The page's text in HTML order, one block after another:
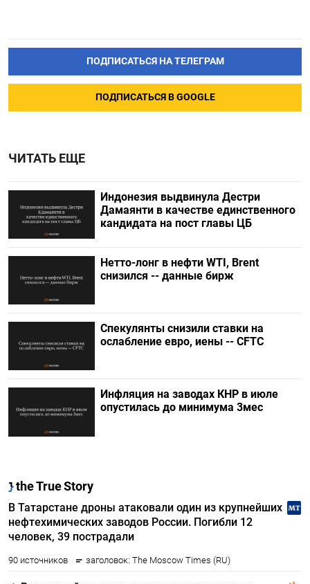
ПОДПИСАТЬСЯ НА ТЕЛЕГРАМ
ПОДПИСАТЬСЯ В GOOGLE
ЧИТАТЬ ЕЩЕ
Индонезия выдвинула Дестри
⁠Дамаянти в качестве единственного
кандидата на пост главы ЦБ
Нетто-лонг в нефти WTI, Brent
снизился -- данные бирж
Спекулянты снизили ставки на
ослабление евро, иены -- CFTC
Инфляция на заводах КНР в июле
опустилась до минимума 3мес